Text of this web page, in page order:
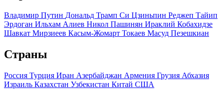
Владимир Путин Дональд Трамп Си Цзиньпин Реджеп Тайип
Эрдоган Ильхам Алиев Никол Пашинян Ираклий Кобахидзе
Шавкат Мирзиеев Касым-Жомарт Токаев Масуд Пезешкиан
Страны
Россия Турция Иран Азербайджан Армения Грузия Абхазия
Израиль Казахстан Узбекистан Китай США